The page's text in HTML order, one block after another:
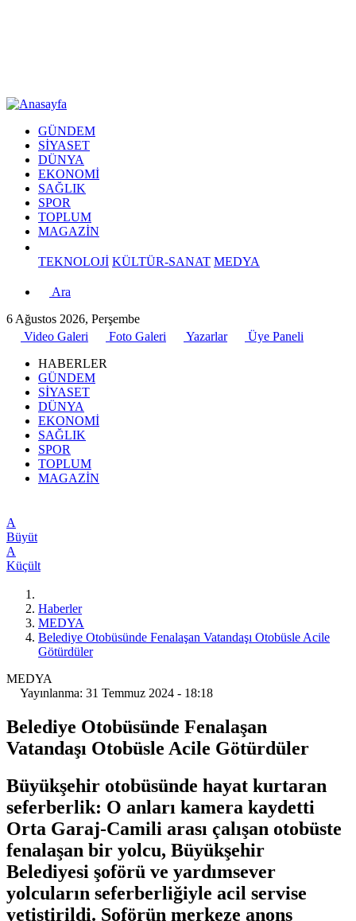
GÜNDEM
SİYASET
DÜNYA
EKONOMİ
SAĞLIK
SPOR
TOPLUM
MAGAZİN
TEKNOLOJİ KÜLTÜR-SANAT MEDYA
Ara
6 Ağustos 2026, Perşembe
Video Galeri
Foto Galeri Yazarlar
Üye Paneli
HABERLER
GÜNDEM
SİYASET
DÜNYA
EKONOMİ
SAĞLIK
SPOR
TOPLUM
MAGAZİN
A
Büyüt
A
Küçült
Haberler
MEDYA
Belediye Otobüsünde Fenalaşan Vatandaşı Otobüsle Acile
Götürdüler
MEDYA
Yayınlanma: 31 Temmuz 2024 - 18:18
Belediye Otobüsünde Fenalaşan
Vatandaşı Otobüsle Acile Götürdüler
Büyükşehir otobüsünde hayat kurtaran
seferberlik: O anları kamera kaydetti
Orta Garaj-Camili arası çalışan otobüste
fenalaşan bir yolcu, Büyükşehir
Belediyesi şoförü ve yardımsever
yolcuların seferberliğiyle acil servise
yetiştirildi. Şoförün merkeze anons